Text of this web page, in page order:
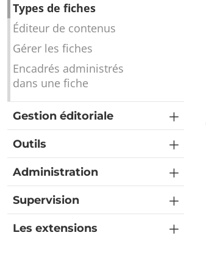
Types de fiches
Éditeur de contenus
Gérer les fiches
Encadrés administrés
dans une fiche
Gestion éditoriale
Outils
Administration
Supervision
Les extensions